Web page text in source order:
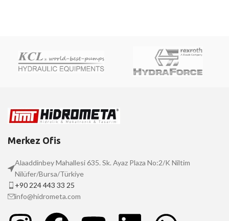
Merkez Ofis
Alaaddinbey Mahallesi 635. Sk. Ayaz Plaza No:2/K Niltim
Nilüfer/Bursa/Türkiye
+90 224 443 33 25
info@hidrometa.com